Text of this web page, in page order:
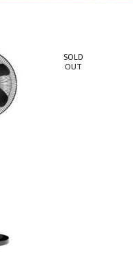
SOLD
OUT